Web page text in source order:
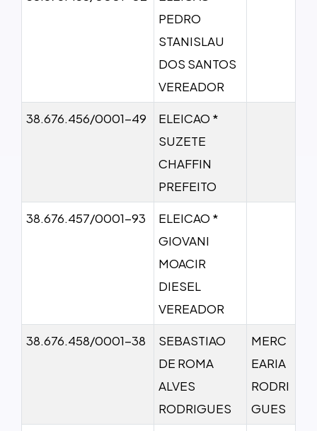
PEDRO
STANISLAU
DOS SANTOS
VEREADOR
38.676.456/0001-49
ELEICAO *
SUZETE
CHAFFIN
PREFEITO
38.676.457/0001-93
ELEICAO *
GIOVANI
MOACIR
DIESEL
VEREADOR
38.676.458/0001-38
SEBASTIAO
DE ROMA
ALVES
RODRIGUES
MERC
EARIA
RODRI
GUES